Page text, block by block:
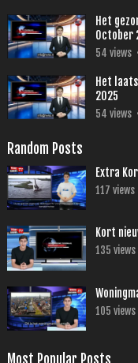
Het
October
54 views ·
Het
2025
54 views ·
Random Posts
Extra
117 views
Kort
135 views
105 views
Most Popular Posts